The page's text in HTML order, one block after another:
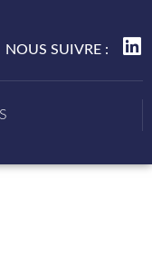
NOUS SUIVRE :